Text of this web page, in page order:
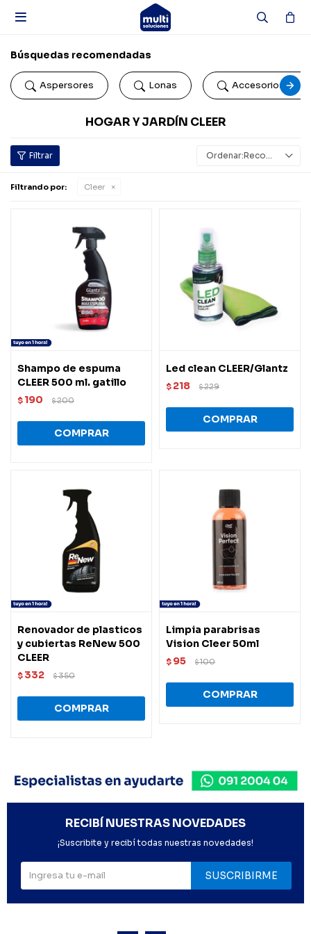

Búsquedas recomendadas
Aspersores Lonas Accesorios de
HOGAR Y JARDÍN CLEER
Recomendados
Filtrando por: Cleer
Shampo de espuma
CLEER 500 ml. gatillo
$ 190 $200
Led clean CLEER/Glantz
$ 218 $229
Renovador de plasticos
y cubiertas ReNew 500
CLEER
$ 332 $350
Limpia parabrisas
Vision Cleer 50ml
$ 95 $100
RECIBÍ NUESTRAS NOVEDADES
¡Suscribite y recibí todas nuestras novedades!
SUSCRIBIRME